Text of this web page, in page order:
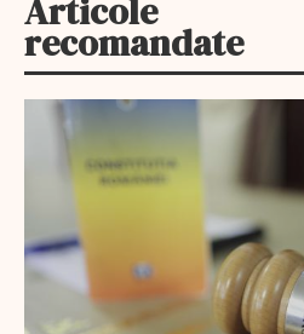
Articole
recomandate